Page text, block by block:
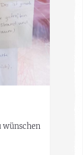
wünschen